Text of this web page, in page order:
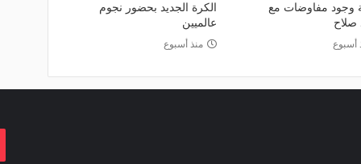
وجود مفاوضات مع
صلاح
أسبوع
الكرة الجديد بحضور نجوم
عالميين
منذ أسبوع